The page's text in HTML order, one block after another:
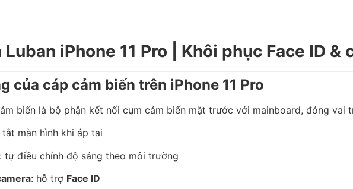
Luban iPhone 11 Pro | Khôi phục Face ID
của cáp cảm biến trên iPhone 11 Pro
biến là bộ phận kết nối cụm cảm biến mặt trước với mainboard, đóng vai
tắt màn hình khi áp tai
: tự điều chỉnh độ sáng theo môi trường
: hỗ trợ Face ID